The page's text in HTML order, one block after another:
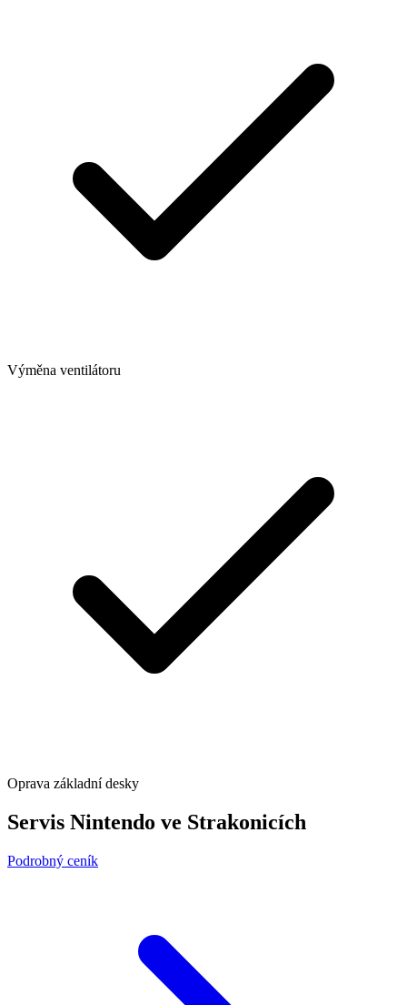
Výměna ventilátoru
Oprava základní desky
Servis Nintendo ve Strakonicích
Podrobný ceník